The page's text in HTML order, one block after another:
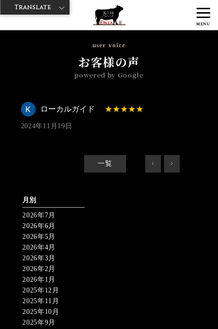
MENU
神戸牛ダイヤ > 神戸牛ダイア すし屋通り店
ロー
カルガイド 2024/11/19 No_review
user voice
お客様の声
powered by Google
ローカルガイド
2024年11月19日
一覧 < >
月別
2026年7月
2026年6月
2026年5月
2026年4月
2026年3月
2026年2月
2026年1月
2025年12月
2025年11月
2025年10月
2025年9月
Translate